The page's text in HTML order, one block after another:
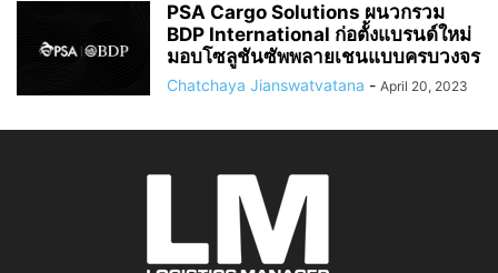
PSA Cargo Solutions ผนวกรวม
BDP International ก่อตั้งแบรนด์ใหม่
มอบโซลูชันซัพพลายเชนแบบครบวงจร
Chatchaya Jianswatvatana - April 20, 2023